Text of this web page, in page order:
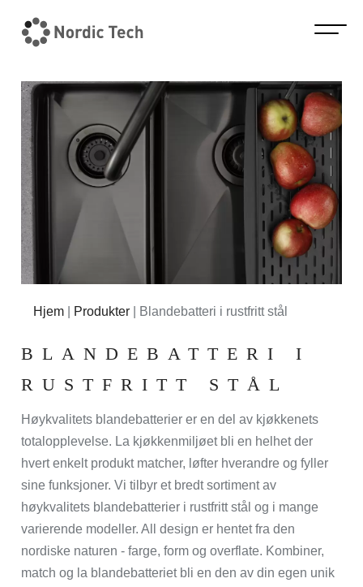
Hjem Produkter Blandebatteri i rustfritt stål
BLANDEBATTERI I
RUSTFRITT STÅL
Høykvalitets blandebatterier er en del av kjøkkenets
totalopplevelse. La kjøkkenmiljøet bli en helhet der
hvert enkelt produkt matcher, løfter hverandre og fyller
sine funksjoner. Vi tilbyr et bredt sortiment av
høykvalitets blandebatterier i rustfritt stål og i mange
varierende modeller. All design er hentet fra den
nordiske naturen - farge, form og overflate. Kombiner,
match og la blandebatteriet bli en den av din egen unik